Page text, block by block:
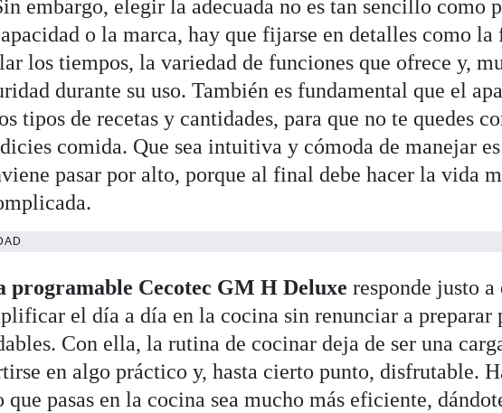
embargo, elegir la adecuada no es tan sencillo como
o la marca, hay que fijarse en detalles como la
los tiempos, la variedad de funciones que ofrece y,
durante su uso. También es fundamental que el
tipos de recetas y cantidades, para que no te quedes
comida. Que sea intuitiva y cómoda de manejar
pasar por alto, porque al final debe hacer la vida
programable Cecotec GM H Deluxe responde justo a
el día a día en la cocina sin renunciar a preparar
Con ella, la rutina de cocinar deja de ser una
en algo práctico y, hasta cierto punto, disfrutable.
que pasas en la cocina sea mucho más eficiente,